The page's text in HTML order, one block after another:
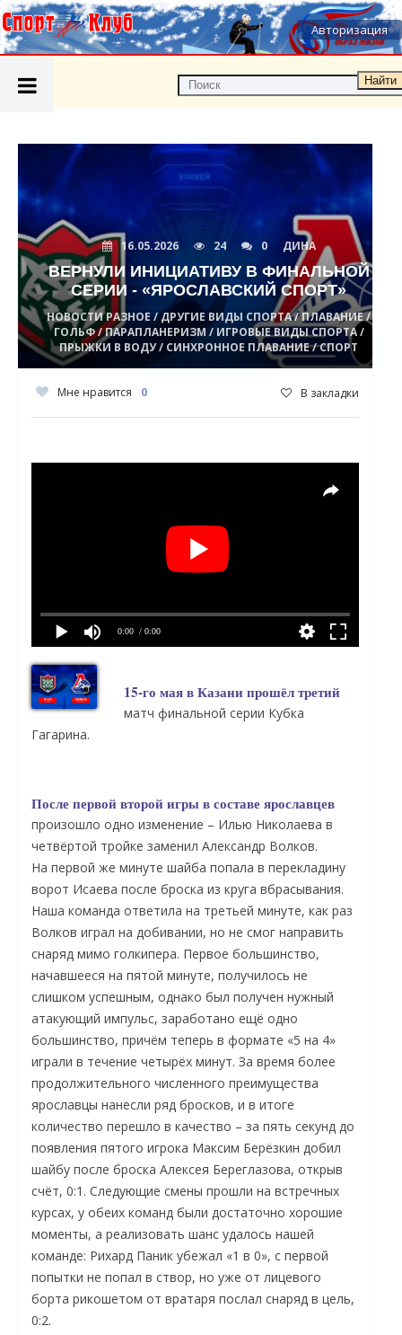
Авторизация
Найти
16.05.2026 24 0 ДИНА
ВЕРНУЛИ ИНИЦИАТИВУ В ФИНАЛЬНОЙ
СЕРИИ - «ЯРОСЛАВСКИЙ СПОРТ»
НОВОСТИ РАЗНОЕ / ДРУГИЕ ВИДЫ СПОРТА / ПЛАВАНИЕ /
ГОЛЬФ / ПАРАПЛАНЕРИЗМ / ИГРОВЫЕ ВИДЫ СПОРТА /
ПРЫЖКИ В ВОДУ / СИНХРОННОЕ ПЛАВАНИЕ / СПОРТ
Мне нравится 0 В закладки
0:00 / 0:00
15-го мая в Казани прошёл третий
матч финальной серии Кубка
Гагарина.
После первой второй игры в составе ярославцев
произошло одно изменение – Илью Николаева в
четвёртой тройке заменил Александр Волков.
На первой же минуте шайба попала в перекладину
ворот Исаева после броска из круга вбрасывания.
Наша команда ответила на третьей минуте, как раз
Волков играл на добивании, но не смог направить
снаряд мимо голкипера. Первое большинство,
начавшееся на пятой минуте, получилось не
слишком успешным, однако был получен нужный
атакующий импульс, заработано ещё одно
большинство, причём теперь в формате «5 на 4»
играли в течение четырёх минут. За время более
продолжительного численного преимущества
ярославцы нанесли ряд бросков, и в итоге
количество перешло в качество – за пять секунд до
появления пятого игрока Максим Берёзкин добил
шайбу после броска Алексея Береглазова, открыв
счёт, 0:1. Следующие смены прошли на встречных
курсах, у обеих команд были достаточно хорошие
моменты, а реализовать шанс удалось нашей
команде: Рихард Паник убежал «1 в 0», с первой
попытки не попал в створ, но уже от лицевого
борта рикошетом от вратаря послал снаряд в цель,
0:2.